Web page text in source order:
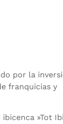
por la
franquicias y
»Tot